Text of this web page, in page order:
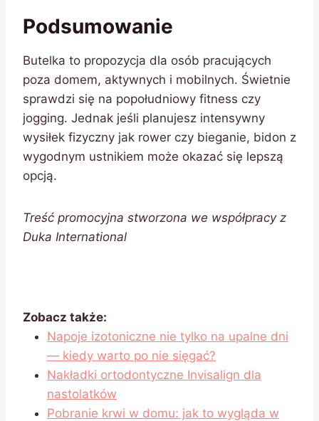
Podsumowanie
Butelka to propozycja dla osób pracujących
poza domem, aktywnych i mobilnych. Świetnie
sprawdzi się na popołudniowy fitness czy
jogging. Jednak jeśli planujesz intensywny
wysiłek fizyczny jak rower czy bieganie, bidon z
wygodnym ustnikiem może okazać się lepszą
opcją.
Treść promocyjna stworzona we współpracy z
Duka International
Zobacz także:
Napoje izotoniczne nie tylko na upalne dni
— kiedy warto po nie sięgać?
Nakładki ortodontyczne Invisalign dla
nastolatków
Pobranie krwi w domu: jak to wygląda w